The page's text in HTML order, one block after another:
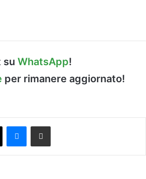
su WhatsApp!
per rimanere aggiornato!
X Messenger
Condividi via Email